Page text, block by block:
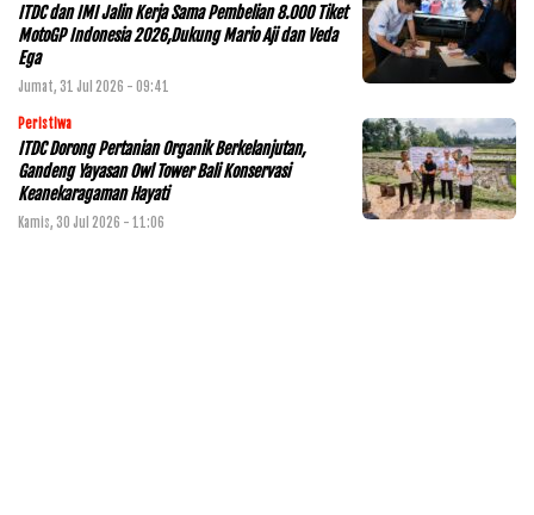
ITDC dan IMI Jalin Kerja Sama Pembelian 8.000 Tiket
MotoGP Indonesia 2026,Dukung Mario Aji dan Veda
Ega
Jumat, 31 Jul 2026 - 09:41
Peristiwa
ITDC Dorong Pertanian Organik Berkelanjutan,
Gandeng Yayasan Owl Tower Bali Konservasi
Keanekaragaman Hayati
Kamis, 30 Jul 2026 - 11:06